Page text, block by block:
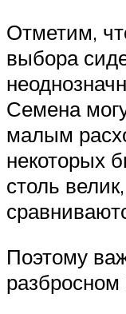
Отметим,
выбора
Семена
малым
некоторых
столь
Поэтому
разбросном